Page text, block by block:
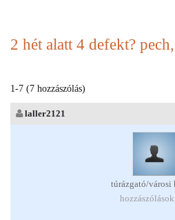
2 hét alatt 4 defekt?
1-7 (7 hozzászólás)
laller2121
túrázgató/városi